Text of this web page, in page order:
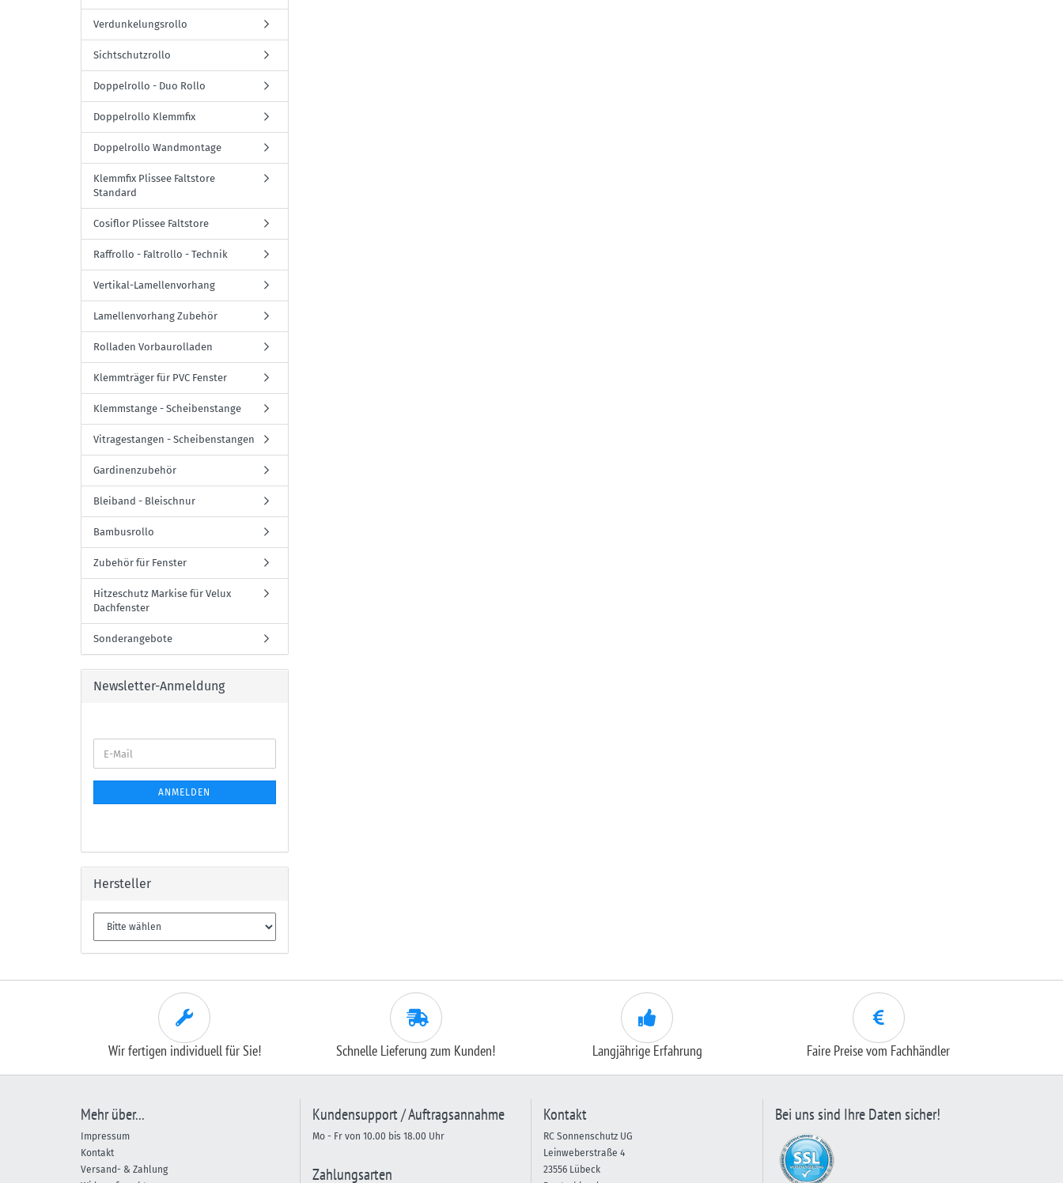
Verdunkelungsrollo
Sichtschutzrollo
Doppelrollo - Duo Rollo
Doppelrollo Klemmfix
Doppelrollo Wandmontage
Klemmfix Plissee Faltstore
Standard
Cosiflor Plissee Faltstore
Raffrollo - Faltrollo - Technik
Vertikal-Lamellenvorhang
Lamellenvorhang Zubehör
Rolladen Vorbaurolladen
Klemmträger für PVC Fenster
Klemmstange - Scheibenstange
Vitragestangen - Scheibenstangen
Gardinenzubehör
Bleiband - Bleischnur
Bambusrollo
Zubehör für Fenster
Hitzeschutz Markise für Velux
Dachfenster
Sonderangebote
Newsletter-Anmeldung
E-
Mail
ANMELDEN
Hersteller
Wir fertigen individuell für Sie! Schnelle Lieferung zum Kunden! Langjährige Erfahrung Faire Preise vom Fachhändler
Mehr über...
Impressum
Kontakt
Versand- & Zahlung
Kundensupport / Auftragsannahme
Mo - Fr von 10.00 bis 18.00 Uhr
Zahlungsarten
Kontakt
RC Sonnenschutz UG
Leinweberstraße 4
23556 Lübeck
Bei uns sind Ihre Daten sicher!